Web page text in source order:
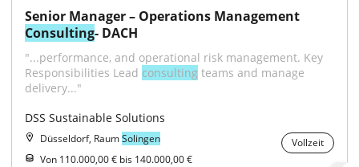
Consulting- DACH
"...performance, and operational risk management. Key
Responsibilities Lead consulting teams and manage
delivery..."
DSS Sustainable Solutions
Düsseldorf, RaumSolingen
Vollzeit
Von 110.000,00 € bis 140.000,00 €